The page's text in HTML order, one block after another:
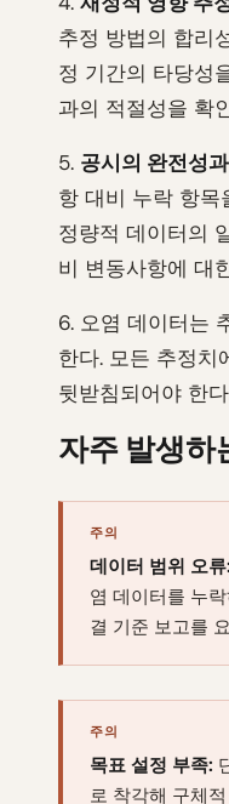
추정 방법의 합리
정 기간의 타당성
과의 적절성을 확
5. 공시의 완전성
항 대비 누락 항
정량적 데이터의
비 변동사항에 대
6. 오염 데이터는
한다. 모든 추정치
뒷받침되어야 한
자주 발생하
주의
데이터 범위 오류:
염 데이터를 누
결 기준 보고를
주의
목표 설정 부족:
로 착각해 구체